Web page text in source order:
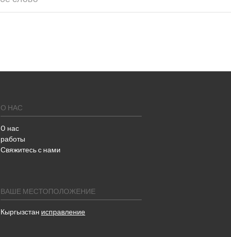
О НАС
O нас
работы
Свяжитесь с нами
ВАШЕ МЕСТОПОЛОЖЕНИЕ
Кыргызстан исправление